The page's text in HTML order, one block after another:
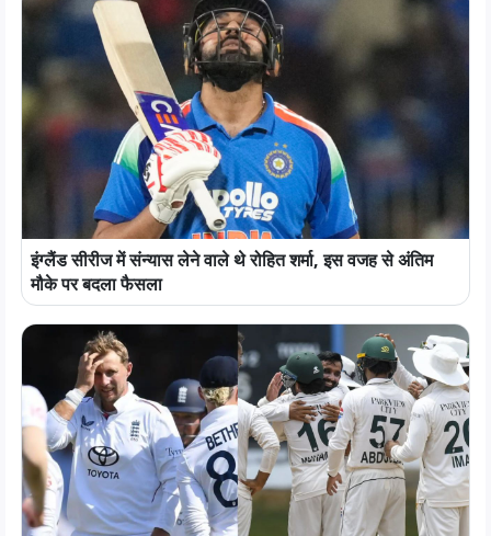
इंग्लैंड सीरीज में संन्यास लेने वाले थे रोहित शर्मा, इस वजह से अंतिम
मौके पर बदला फैसला